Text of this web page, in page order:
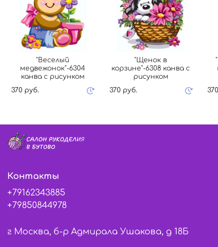
"Веселый
медвежонок"-6304
канва с рисунком
370 руб.
"Щенок в
корзине"-6308 канва с
рисунком
370 руб.
Контакты
+79162343885
+79850844978
г Москва, б-р Адмирала Ушакова, д 18Б